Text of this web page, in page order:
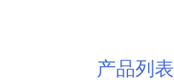
产品列表